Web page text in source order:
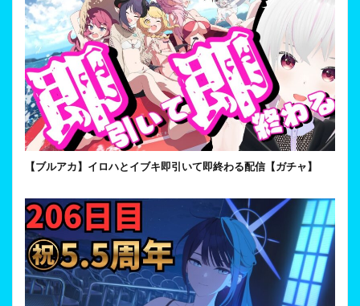
【ブルアカ】イロハとイブキ即引いて即終わる配信【ガチャ】